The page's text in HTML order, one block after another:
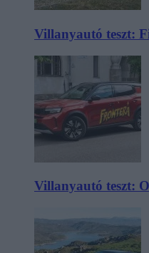
Villanyautó teszt:
Villanyautó teszt: